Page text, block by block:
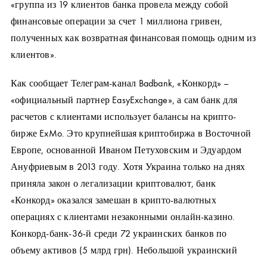
«группа из 19 клиентов банка провела между собой
финансовые операции за счет 1 миллиона гривен,
полученных как возвратная финансовая помощь одним из
клиентов».
Как сообщает Телеграм-канал Badbank, «Конкорд» –
«официальный партнер EasyExchange», а сам банк для
расчетов с клиентами использует балансы на крипто-
бирже ExMo. Это крупнейшая криптобиржа в Восточной
Европе, основанной Иваном Петуховским и Эдуардом
Ануфриевым в 2013 году. Хотя Украина только на днях
приняла закон о легализации криптовалют, банк
«Конкорд» оказался замешан в крипто-валютных
операциях с клиентами незаконными онлайн-казино.
Конкорд-банк-36-й среди 72 украинских банков по
объему активов (5 млрд грн). Небольшой украинский